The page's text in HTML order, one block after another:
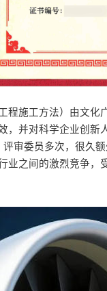
施工方法）由文化
并对科学企业创新
审委员多次，很久
之间的激烈竞争，